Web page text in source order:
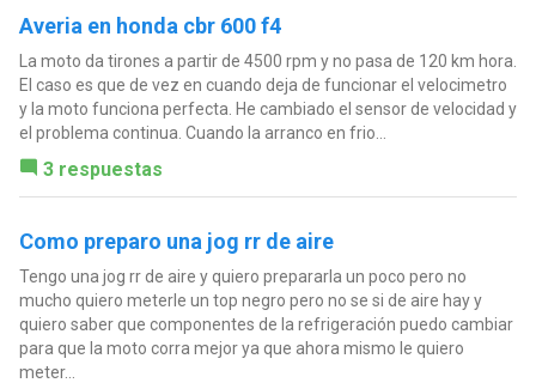
Averia en honda cbr 600 f4
La moto da tirones a partir de 4500 rpm y no pasa de 120 km hora.
El caso es que de vez en cuando deja de funcionar el velocimetro
y la moto funciona perfecta. He cambiado el sensor de velocidad y
el problema continua. Cuando la arranco en frio...
3 respuestas
Como preparo una jog rr de aire
Tengo una jog rr de aire y quiero prepararla un poco pero no
mucho quiero meterle un top negro pero no se si de aire hay y
quiero saber que componentes de la refrigeración puedo cambiar
para que la moto corra mejor ya que ahora mismo le quiero
meter...